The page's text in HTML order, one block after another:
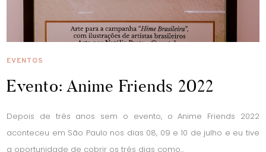
EVENTOS
Evento: Anime Friends 2022
Depois de três anos sem o evento, o Anime Friends 2022
aconteceu em São Paulo nos dias 08, 09 e 10 de julho e eu tive
a oportunidade de cobrir os três dias como...